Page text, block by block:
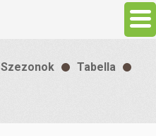
Szezonok Tabella